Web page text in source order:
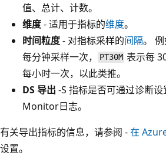
值、总计、计数。
维度- 适用于指标的维度。
时间粒度- 对指标采样的间隔。 例
每分钟采样一次，
PT30M 表示每
每小时一次，以此类推。
DS 导出 -S 指标是否可通过诊断
Monitor日志。
有关导出指标的信息，请参阅 -在
设置。